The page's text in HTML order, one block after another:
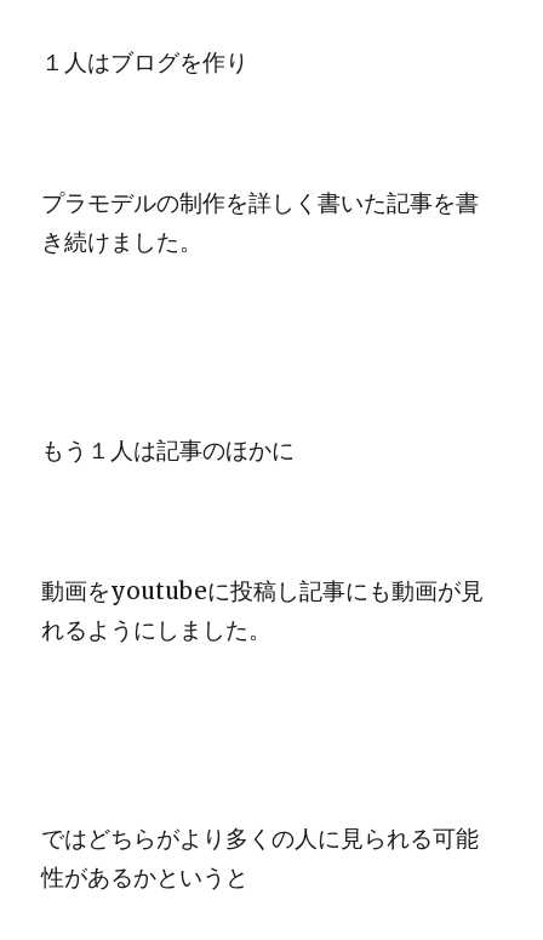
１人はブログを作り
プラモデルの制作を詳しく書いた記事を書
き続けました。
もう１人は記事のほかに
動画をyoutubeに投稿し記事にも動画が見
れるようにしました。
ではどちらがより多くの人に見られる可能
性があるかというと